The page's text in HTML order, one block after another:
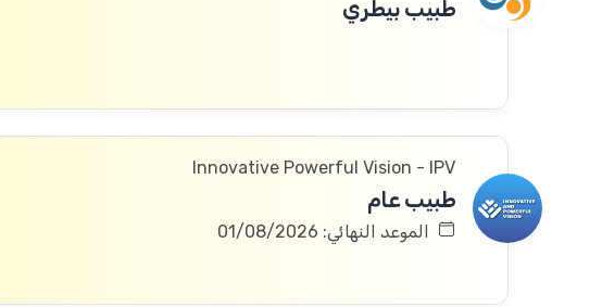
طبيب بيطري
Innovative Powerful Vision - IPV
طبيب عام
الموعد النهائي: 01/08/2026